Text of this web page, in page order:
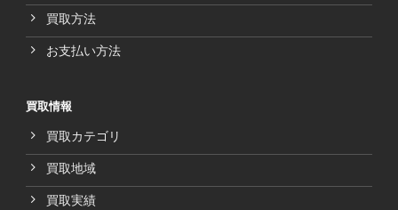
買取方法
お支払い方法
買取情報
買取カテゴリ
買取地域
買取実績